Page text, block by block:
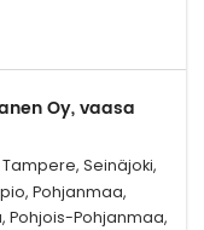
Oy, vaasa
Seinäjoki,
Pohjanmaa,
Pohjois-Pohjanmaa,